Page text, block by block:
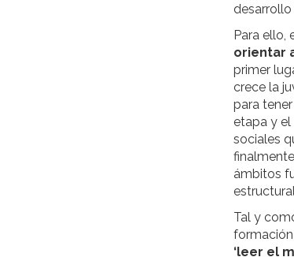
desarrollo
Para ello,
orientar
primer
crece la
para
etapa y el
sociales
ámbitos
Tal y
‘leer el